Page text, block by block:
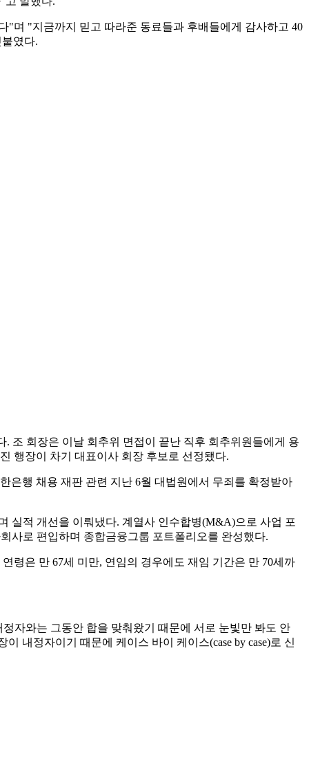
"며 "지금까지 믿고 따라준 동료들과 후배들에게 감사하고 40
였다.
조 회장은 이날 회추위 면접이 끝난 직후 회추위원들에게 용
행장이 차기 대표이사 회장 후보로 선정됐다.
은행 채용 재판 관련 지난 6월 대법원에서 무죄를 확정받아
실적 개선을 이뤄냈다. 계열사 인수합병(M&A)으로 사업 포
사로 편입하며 종합금융그룹 포트폴리오를 완성했다.
령은 만 67세 미만, 연임의 경우에도 재임 기간은 만 70세까
자와는 그동안 합을 맞춰왔기 때문에 서로 눈빛만 봐도 안
내정자이기 때문에 케이스 바이 케이스(case by case)로 신